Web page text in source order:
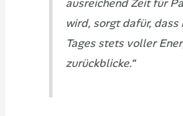
ausreichend Zeit für
wird, sorgt dafür, dass
Tages stets voller
zurückblicke.“